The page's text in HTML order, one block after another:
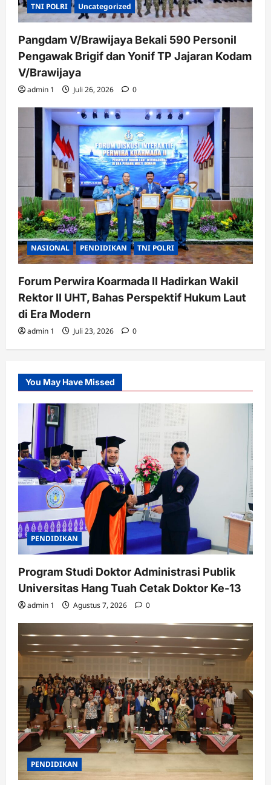
TNI POLRI Uncategorized
Pangdam V/Brawijaya Bekali 590 Personil
Pengawak Brigif dan Yonif TP Jajaran Kodam
V/Brawijaya
admin 1 Juli 26, 2026 0
NASIONAL PENDIDIKAN TNI POLRI
Forum Perwira Koarmada II Hadirkan Wakil
Rektor II UHT, Bahas Perspektif Hukum Laut
di Era Modern
admin 1 Juli 23, 2026 0
You May Have Missed
PENDIDIKAN
Program Studi Doktor Administrasi Publik
Universitas Hang Tuah Cetak Doktor Ke-13
admin 1 Agustus 7, 2026 0
PENDIDIKAN